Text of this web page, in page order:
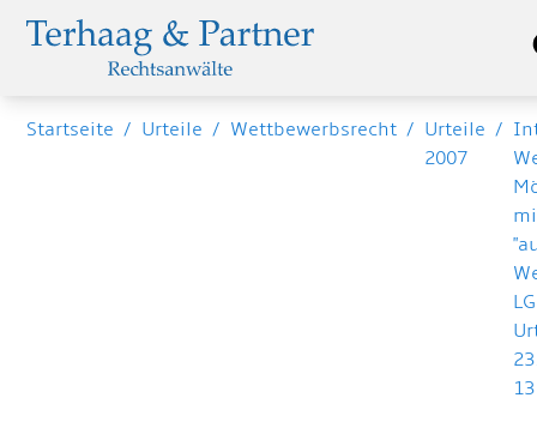
Startseite / Urteile / Wettbewerbsrecht / Urteile
2007
/